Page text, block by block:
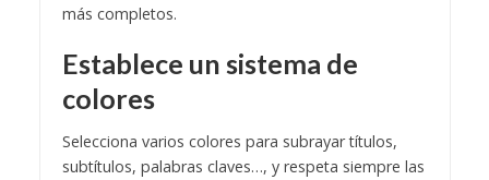
más completos.
Establece un sistema de
colores
Selecciona varios colores para subrayar títulos,
subtítulos, palabras claves…, y respeta siempre las